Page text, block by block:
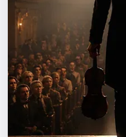
Города
Площадки
Артисты
Рейтинги